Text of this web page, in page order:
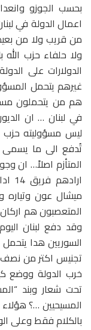
بحسب الجوزو
اعمال الدولة في
من قريب ولا من
ولا حلفاء حزب
الدولارات على
هم من يتحملون
في لبنان … ان
ليس مسؤوليته حزب
تُدفع الى ما يسمى
المتأزم اصلاً… ان
ميشال عون وتياره
وقد دفع لبنان
تجنيس اكتر من
خرب الدولة ووضع
تحت شعار وبند
المسيحيين …؟
بالكلام فقط وعلى